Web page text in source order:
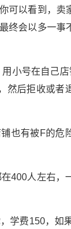
可以看到，卖
终会以多一事
小号在自己
然后拒收或者
也有被F的危
400人左右，
学费150，如